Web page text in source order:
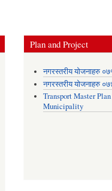
Plan and Project
नगरस्तरीय योजनाहरु
नगरस्तरीय योजनाहरु
Transport Master
Municipality